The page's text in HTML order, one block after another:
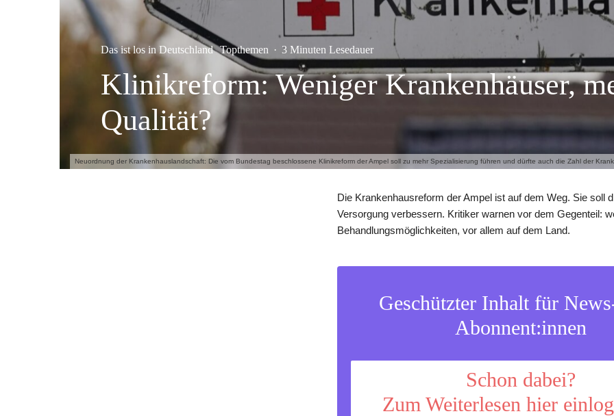
Neuordnung der Krankenhauslandschaft: Die vom Bundestag beschlossene Klinikreform der Ampel soll zu mehr Spezialisierung führen und dürfte auch die Zahl der
Das ist los in Deutschland Topthemen · 3 Minuten Lesedauer
Klinikreform: Weniger Krankenhäuser,
Qualität?
Die Krankenhausreform der Ampel ist auf dem Weg. Sie soll
Versorgung verbessern. Kritiker warnen vor dem Gegenteil:
Behandlungsmöglichkeiten, vor allem auf dem Land.
Geschützter Inhalt für
Abonnent:innen
Schon dabei?
Zum Weiterlesen hier